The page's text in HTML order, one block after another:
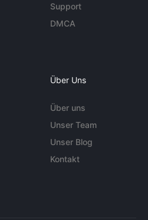
Support
DMCA
Über Uns
Über uns
Unser Team
Unser Blog
Kontakt